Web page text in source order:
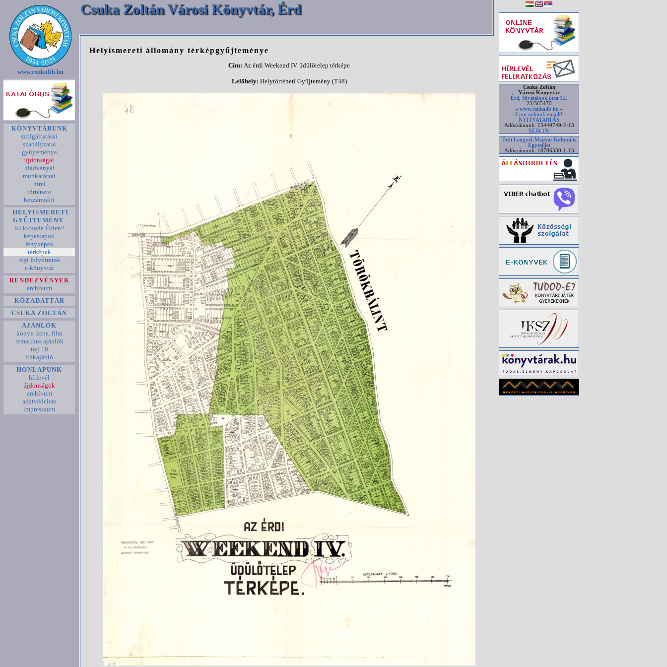
Csuka Zoltán Városi Könyvtár, Érd
www.csukalib.hu
KÖNYVTÁRUNK
szolgáltatásai
szabályzatai
gyűjteménye
újdonságai
kiadványai
munkatársai
hírei
története
beszámolói
HELYISMERETI
GYŰJTEMÉNY
Ki kicsoda Érden?
képeslapok
fényképek
térképek
régi folyóiratok
e-könyvtár
RENDEZVÉNYEK
archívum
KÖZADATTÁR
CSUKA ZOLTÁN
AJÁNLÓK
könyv, zene, film
tematikus ajánlók
top 10
linkajánló
HONLAPUNK
hírlevél
újdonságok
archívum
adatvédelem
impresszum
Helyismereti állomány térképgyűjteménye
Cím: Az érdi Weekend IV. üdülőtelep térképe
Lelőhely: Helytörténeti Gyűjtemény (T48)
Csuka Zoltán
Városi Könyvtár
Érd, Hivatalnok utca 12.
23/365470
- www.csukalib.hu -
- Írjon nekünk emailt! -
NYITVATARTÁS
Adószámunk: 15440749-2-13
SZJA 1%
Érdi Lengyel-Magyar Kulturális
Egyesület
Adószámunk: 18706330-1-13